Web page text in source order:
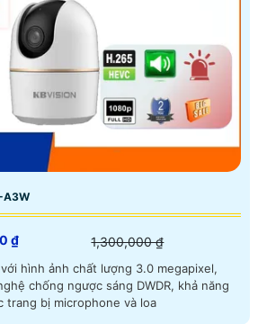
A3W
₫ 1,300,000 ₫
với hình ảnh chất lượng 3.0 megapixel,
chống ngược sáng DWDR, khả năng
trang bị microphone và loa